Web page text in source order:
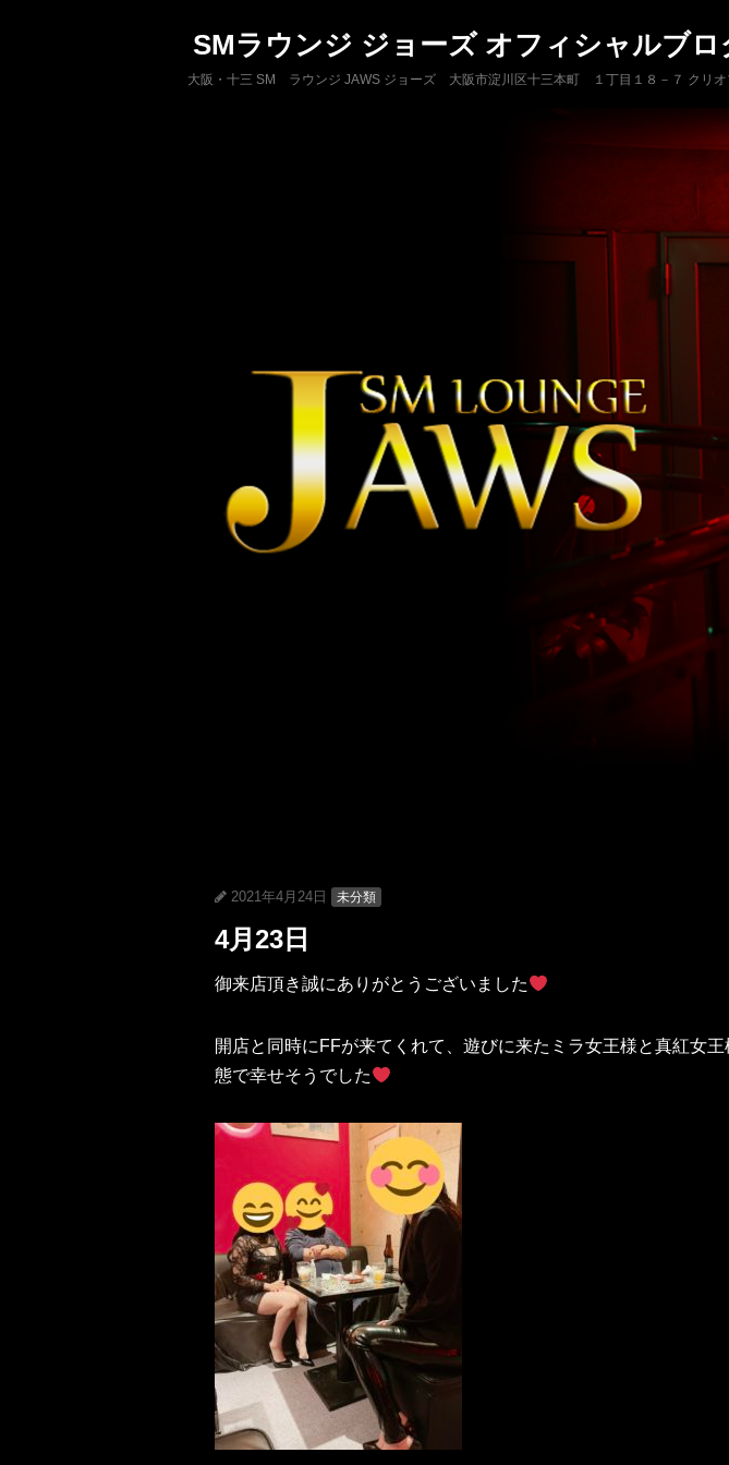
SMラウンジ ジョーズ オフィシャルブロ
大阪・十三 SM ラウンジ JAWS ジョーズ 大阪市淀川区十三本町 １丁目１８－７ クリオ
2021年4月24日 未分類
4月23日
御来店頂き誠にありがとうございました
開店と同時にFFが来てくれて、遊びに来たミラ女王様と真紅女
態で幸せそうでした